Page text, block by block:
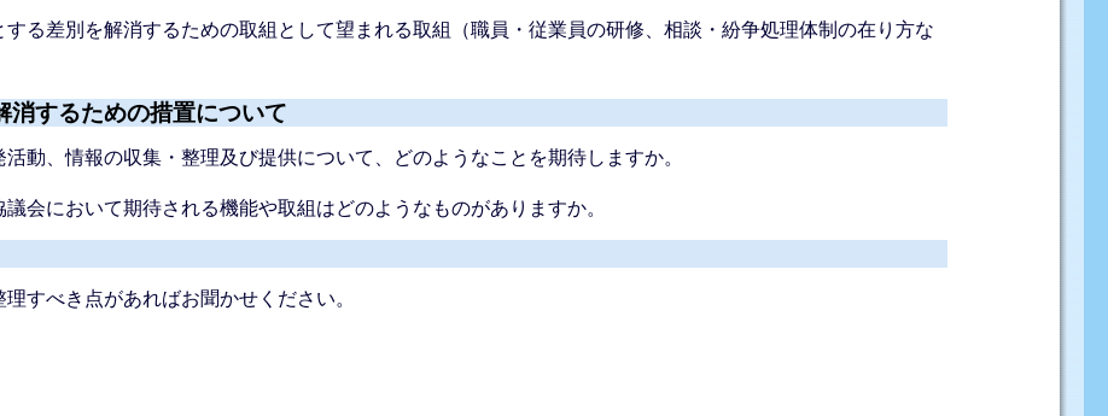
る差別を解消するための取組として望まれる取組（職員・従業員の研修、相談・紛争処理体制の在り方な
消するための措置について
動、情報の収集・整理及び提供について、どのようなことを期待しますか。
会において期待される機能や取組はどのようなものがありますか。
すべき点があればお聞かせください。